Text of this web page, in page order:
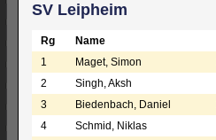
SV Leipheim
Rg Name
1
Maget, Simon
2
Singh, Aksh
3
Biedenbach, Daniel
4
Schmid, Niklas